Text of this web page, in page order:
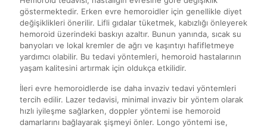
göstermektedir. Erken evre hemoroidler için genellikle diyet
değişiklikleri önerilir. Lifli gıdalar tüketmek, kabızlığı önleyerek
hemoroid üzerindeki baskıyı azaltır. Bunun yanında, sıcak su
banyoları ve lokal kremler de ağrı ve kaşıntıyı hafifletmeye
yardımcı olabilir. Bu tedavi yöntemleri, hemoroid hastalarının
yaşam kalitesini artırmak için oldukça etkilidir.
İleri evre hemoroidlerde ise daha invaziv tedavi yöntemleri
tercih edilir. Lazer tedavisi, minimal invaziv bir yöntem olarak
hızlı iyileşme sağlarken, doppler yöntemi ise hemoroid
damarlarını bağlayarak şişmeyi önler. Longo yöntemi ise,